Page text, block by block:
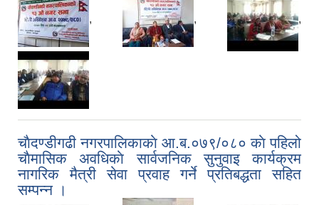
, , ,
चाैदण्डीगढी नगरपालिकाकाे आ.ब.०७९/०८० काे पहिलो
चाैमासिक अवधिकाे सार्वजनिक सुनुवाइ कार्यक्रम
नागरिक मैत्री सेवा प्रवाह गर्ने प्रतिबद्धता सहित
सम्पन्न ।